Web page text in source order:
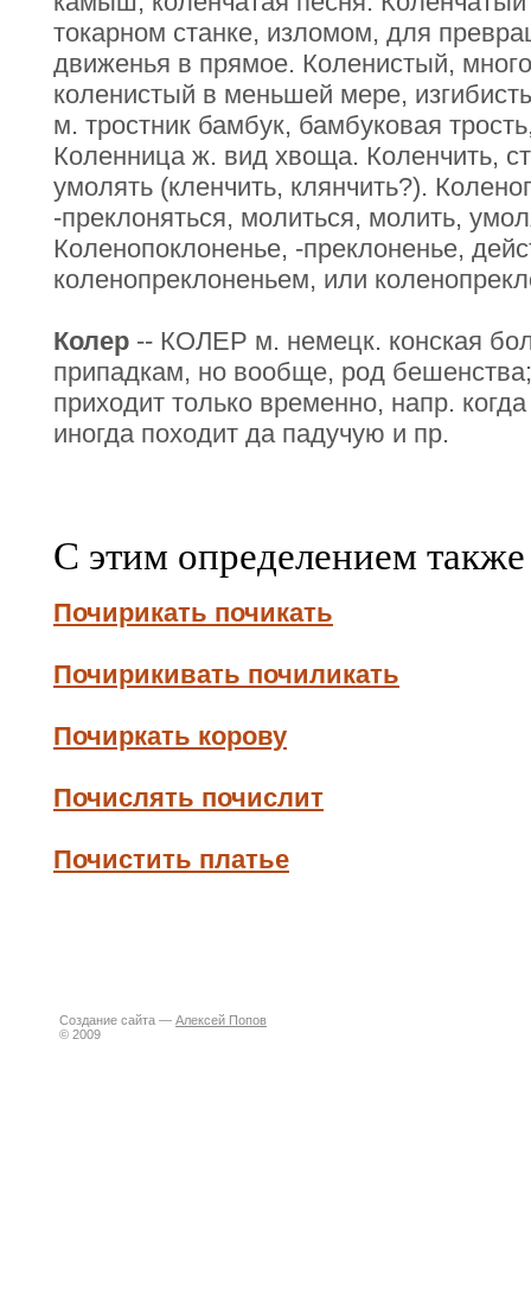
токарном станке, изломом, для
движенья в прямое. Коленистый,
коленистый в меньшей мере,
м. тростник бамбук, бамбуковая
Коленница ж. вид хвоща. Коленчить,
умолять (кленчить, клянчить?).
-преклоняться, молиться, молить,
Коленопоклоненье, -преклоненье,
коленопреклоненьем, или
Колер -- КОЛЕР м. немецк. конская
припадкам, но вообще, род
приходит только временно, напр.
иногда походит да падучую и пр.
С этим определением
Почирикать почикать
Почирикивать почиликать
Почиркать корову
Почислять почислит
Почистить платье
Создание сайта — Алексей Попов
© 2009